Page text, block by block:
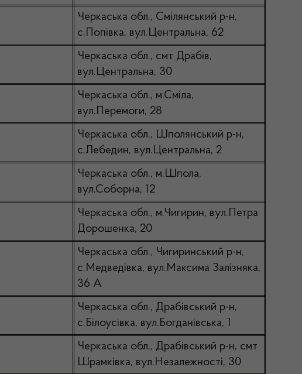
Черкаська обл., Смілянський р-н,
с.Попівка, вул.Центральна, 62
Черкаська обл., смт Драбів,
вул.Центральна, 30
Черкаська обл., м.Сміла,
вул.Перемоги, 28
Черкаська обл., Шполянський р-н,
с.Лебедин, вул.Центральна, 2
Черкаська обл., м.Шпола,
вул.Соборна, 12
Черкаська обл., м.Чигирин, вул.Петра
Дорошенка, 20
Черкаська обл., Чигиринський р-н,
с.Медведівка, вул.Максима Залізняка,
36 А
Черкаська обл., Драбівський р-н,
с.Білоусівка, вул.Богданівська, 1
Черкаська обл., Драбівський р-н, смт
Шрамківка, вул.Незалежності, 30